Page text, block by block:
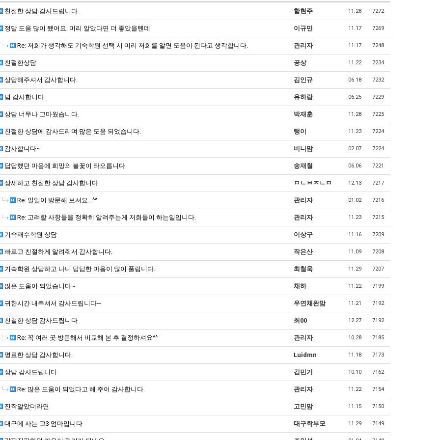
친절한 상담 감사드립니다. 함현주 11.28 7272
정말 도움 많이 됐어요. 미리 알았다면 더 좋았을텐데 이규민 11.17 7269
Re: 저희가 생각해도 기숙학원 선택 시 미리 저희를 알면 도움이 된다고 생각합니다. 관리자 11.17 7248
친절한상담 공상 11.22 7234
상담해주셔서 감사합니다. 김인규 06.18 7232
넘 감사합니다. 유하람 06.25 7229
상담 너무나 고마웠습니다. 박재훈 11.28 7225
친절한 상담에 감사드리며 많은 도움 되었습니다. 탱이 11.23 7224
감사합니다~ 비니맘 02.07 7224
답답했던 마음에 희망의 불꽃이 타오릅니다 송재철 06.06 7221
상세하고 친절한 상담 감사합니다 ㅁㄴㅂㅈㄴㅁ 12.13 7217
Re: 일일이 방문해 보셔요...^^ 관리자 01.02 7216
Re: 고려할 사항들을 정확히 알려주는게 저희들이 하는일입니다. 관리자 11.23 7215
기숙재수학원 상담 이상구 11.16 7209
빠르고 친절하게 알려줘서 감사합니다. 작은산 11.09 7208
기숙학원 상담하고 나니 답답한 마음이 많이 풀립니다. 최철욱 11.29 7207
많은 도움이 되었습니다~ 채하 11.22 7199
귀한시간 내주셔서 감사드립니다~ 우연채완맘 11.21 7192
친철한 상담 감사드립니다 최00 12.27 7192
Re: 꼭 여러 곳 방문해서 비교해 본 후 결정하셔요^^ 관리자 10.28 7185
명료한 상담 감사합니다. Luidmn 11.18 7173
상담 감사드립니다. 김민기 10.10 7162
Re: 많은 도움이 되었다고 해 주어 감사합니다. 관리자 11.22 7154
진작알았더라면 고민맘 11.15 7150
대구에 사는 고3 엄마입니다 대구학부모 11.29 7149